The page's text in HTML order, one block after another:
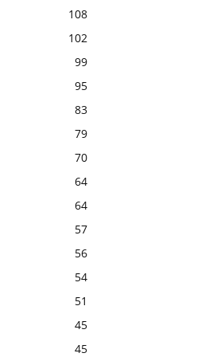
108
102
99
95
83
79
70
64
64
57
56
54
51
45
45